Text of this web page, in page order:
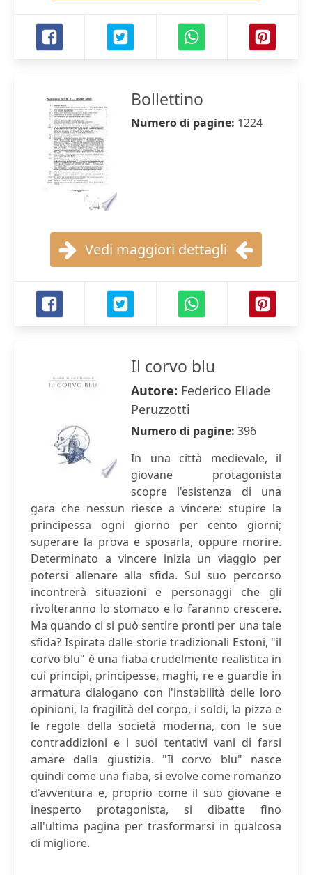
Bollettino
Numero di pagine: 1224
Vedi maggiori dettagli
Il corvo blu
Autore: Federico Ellade
Peruzzotti
Numero di pagine: 396
In una città medievale, il
giovane protagonista
scopre l'esistenza di una
gara che nessun riesce a vincere: stupire la
principessa ogni giorno per cento giorni;
superare la prova e sposarla, oppure morire.
Determinato a vincere inizia un viaggio per
potersi allenare alla sfida. Sul suo percorso
incontrerà situazioni e personaggi che gli
rivolteranno lo stomaco e lo faranno crescere.
Ma quando ci si può sentire pronti per una tale
sfida? Ispirata dalle storie tradizionali Estoni, "il
corvo blu" è una fiaba crudelmente realistica in
cui principi, principesse, maghi, re e guardie in
armatura dialogano con l'instabilità delle loro
opinioni, la fragilità del corpo, i soldi, la pizza e
le regole della società moderna, con le sue
contraddizioni e i suoi tentativi vani di farsi
amare dalla giustizia. "Il corvo blu" nasce
quindi come una fiaba, si evolve come romanzo
d'avventura e, proprio come il suo giovane e
inesperto protagonista, si dibatte fino
all'ultima pagina per trasformarsi in qualcosa
di migliore.